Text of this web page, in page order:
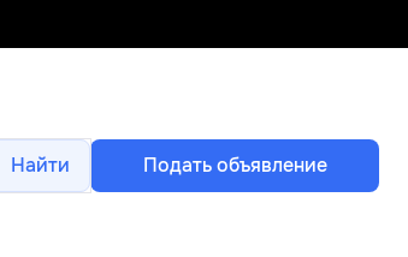
Найти Подать объявление